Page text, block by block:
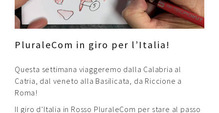
Contatti
PluraleCom in giro per l’Italia!
Questa settimana viaggeremo dalla Calabria al
Catria, dal veneto alla Basilicata, da Riccione a
Roma!
Il giro d’Italia in Rosso PluraleCom per stare al passo